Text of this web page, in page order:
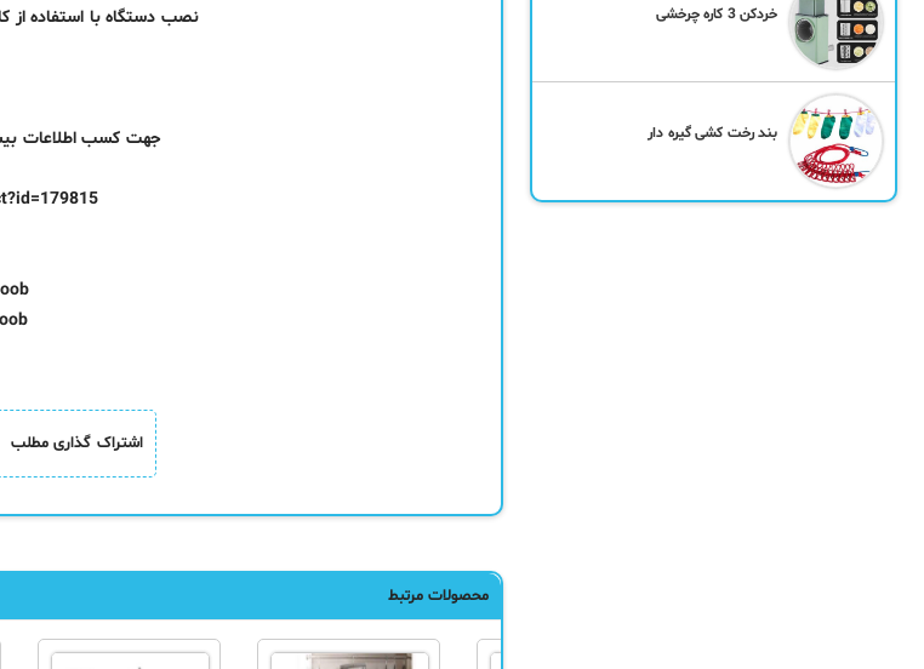
نصب دستگاه با استفاده از
جهت کسب اطلاعات
اشتراک گذاری مطلب
محصولات مرتبط
خردکن 3 کاره چرخشی
بند رخت کشی گیره دار